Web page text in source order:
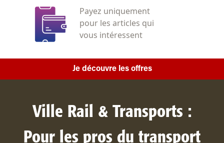
Payez uniquement
pour les articles qui
vous intéressent
Je découvre les offres
Ville Rail & Transports :
Pour les pros du transport